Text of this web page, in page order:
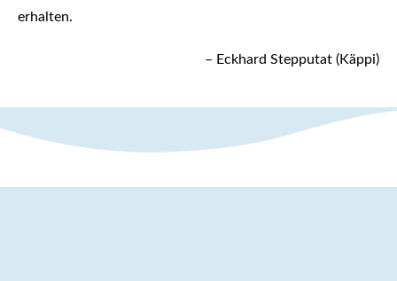
erhalten.
– Eckhard Stepputat (Käppi)